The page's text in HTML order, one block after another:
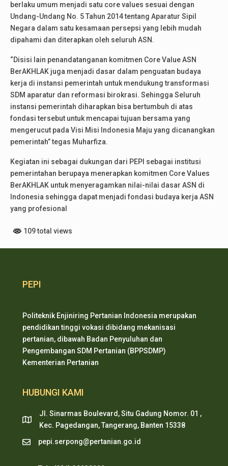
berlaku umum menjadi satu core values sesuai dengan
Undang-Undang No. 5 Tahun 2014 tentang Aparatur Sipil
Negara dalam satu kesamaan persepsi yang lebih mudah
dipahami dan diterapkan oleh seluruh ASN.
“Disisi lain penandatanganan komitmen Core Value ASN
BerAKHLAK juga menjadi dasar dalam penguatan budaya
kerja di instansi pemerintah untuk mendukung transformasi
SDM aparatur dan reformasi birokrasi. Sehingga Seluruh
instansi pemerintah diharapkan bisa bertumbuh di atas
fondasi tersebut untuk mencapai tujuan bersama yang
mengerucut pada Visi Misi Indonesia Maju yang dicanangkan
pemerintah” tegas Muharfiza.
Kegiatan ini sebagai dukungan dari PEPI sebagai institusi
pemerintahan berupaya menerapkan komitmen Core Values
BerAKHLAK untuk menyeragamkan nilai-nilai dasar ASN di
Indonesia sehingga dapat menjadi fondasi budaya kerja ASN
yang profesional
109 total views
PEPI
Politeknik Enjiniring Pertanian Indonesia merupakan
pendidikan tinggi vokasi dibidang mekanisasi
pertanian, dibawah Badan Penyuluhan dan
Pengembangan SDM Pertanian (BPPSDMP)
Kementerian Pertanian
HUBUNGI KAMI
Jl. Sinarmas Boulevard, Situ Gadung Nomor. 01 ,
Kec. Pagedangan, Tangerang, Banten 15338
pepi.serpong@pertanian.go.id